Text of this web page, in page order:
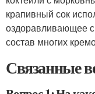
крапивный сок
оздоравливающее
состав многих
Связанные